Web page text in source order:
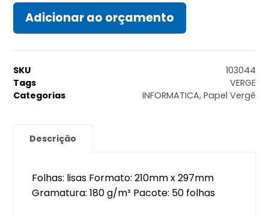
Adicionar ao orçamento
SKU
103044
Tags
VERGE
Categorias
INFORMATICA, Papel Vergê
Descrição
Folhas: lisas Formato: 210mm x 297mm
Gramatura: 180 g/m² Pacote: 50 folhas